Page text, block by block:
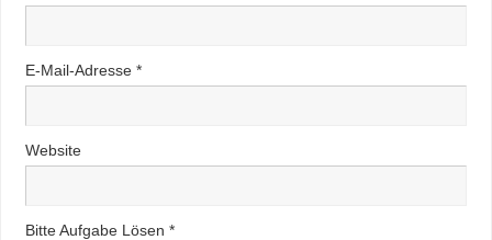
E-Mail-Adresse *
Website
Bitte Aufgabe Lösen *